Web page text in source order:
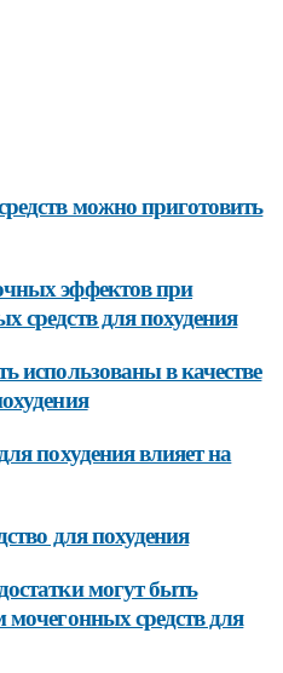
можно приготовить
эффектов при
средств для похудения
использованы в качестве
похудения влияет на
для похудения
могут быть
мочегонных средств для